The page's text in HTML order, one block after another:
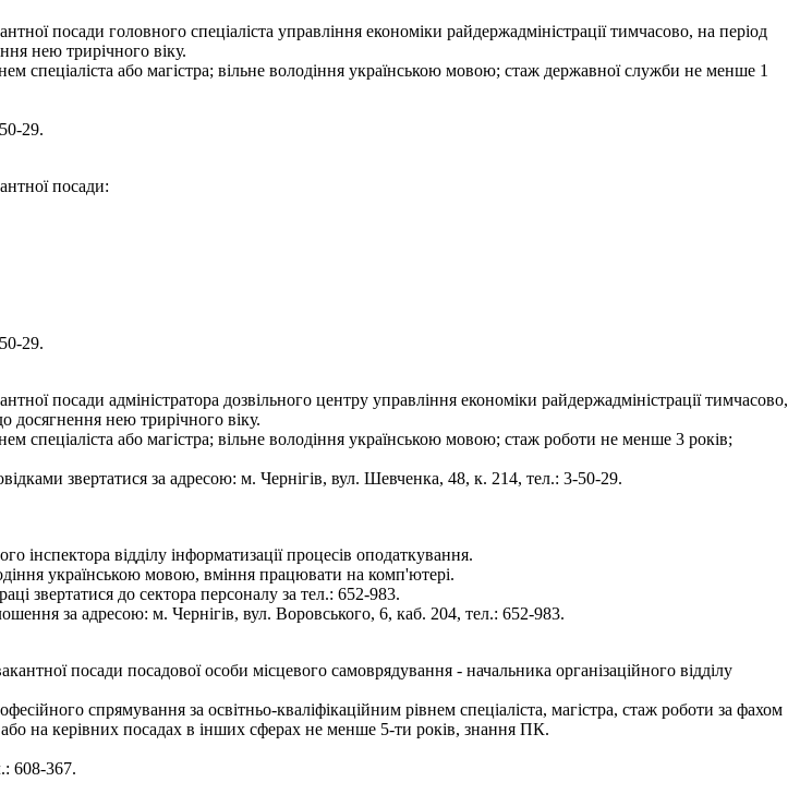
посади головного спеціаліста управління економіки райдержадміністрації тимчасово, на період
нею трирічного віку.
спеціаліста або магістра; вільне володіння українською мовою; стаж державної служби не менше 1
29.
посади:
29.
посади адміністратора дозвільного центру управління економіки райдержадміністрації тимчасово,
досягнення нею трирічного віку.
спеціаліста або магістра; вільне володіння українською мовою; стаж роботи не менше 3 років;
звертатися за адресою: м. Чернігів, вул. Шевченка, 48, к. 214, тел.: 3-50-29.
відділу інформатизації процесів оподаткування.
українською мовою, вміння працювати на комп'ютері.
звертатися до сектора персоналу за тел.: 652-983.
за адресою: м. Чернігів, вул. Воровського, 6, каб. 204, тел.: 652-983.
посади посадової особи місцевого самоврядування - начальника організаційного відділу
спрямування за освітньо-кваліфікаційним рівнем спеціаліста, магістра, стаж роботи за фахом
на керівних посадах в інших сферах не менше 5-ти років, знання ПК.
608-367.